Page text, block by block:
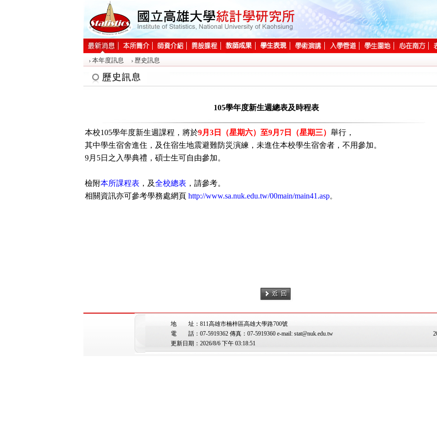
本年度訊息 歷史訊息
105學年度新生週總表及時程表
本校105學年度新生週課程，將於9月3日（星期六）至9月7日（星期三） 舉行 ，
其中學生宿舍進住，及住宿生地震避難防災演練，未進住本校學生宿舍者，不用參加。
9月5日之入學典禮，碩士生可自由參加。
檢附本所課程表 ，及全校總表 ，請參考。
相關資訊亦可參考學務處網頁 http://www.sa.nuk.edu.tw/00main/main41.asp。
地 址：811高雄市楠梓區高雄大學路700號
電 話：07-5919362 傳真：07-5919360 e-mail: stat@nuk.edu.tw
更新日期：2026/8/6 下午 03:18:51